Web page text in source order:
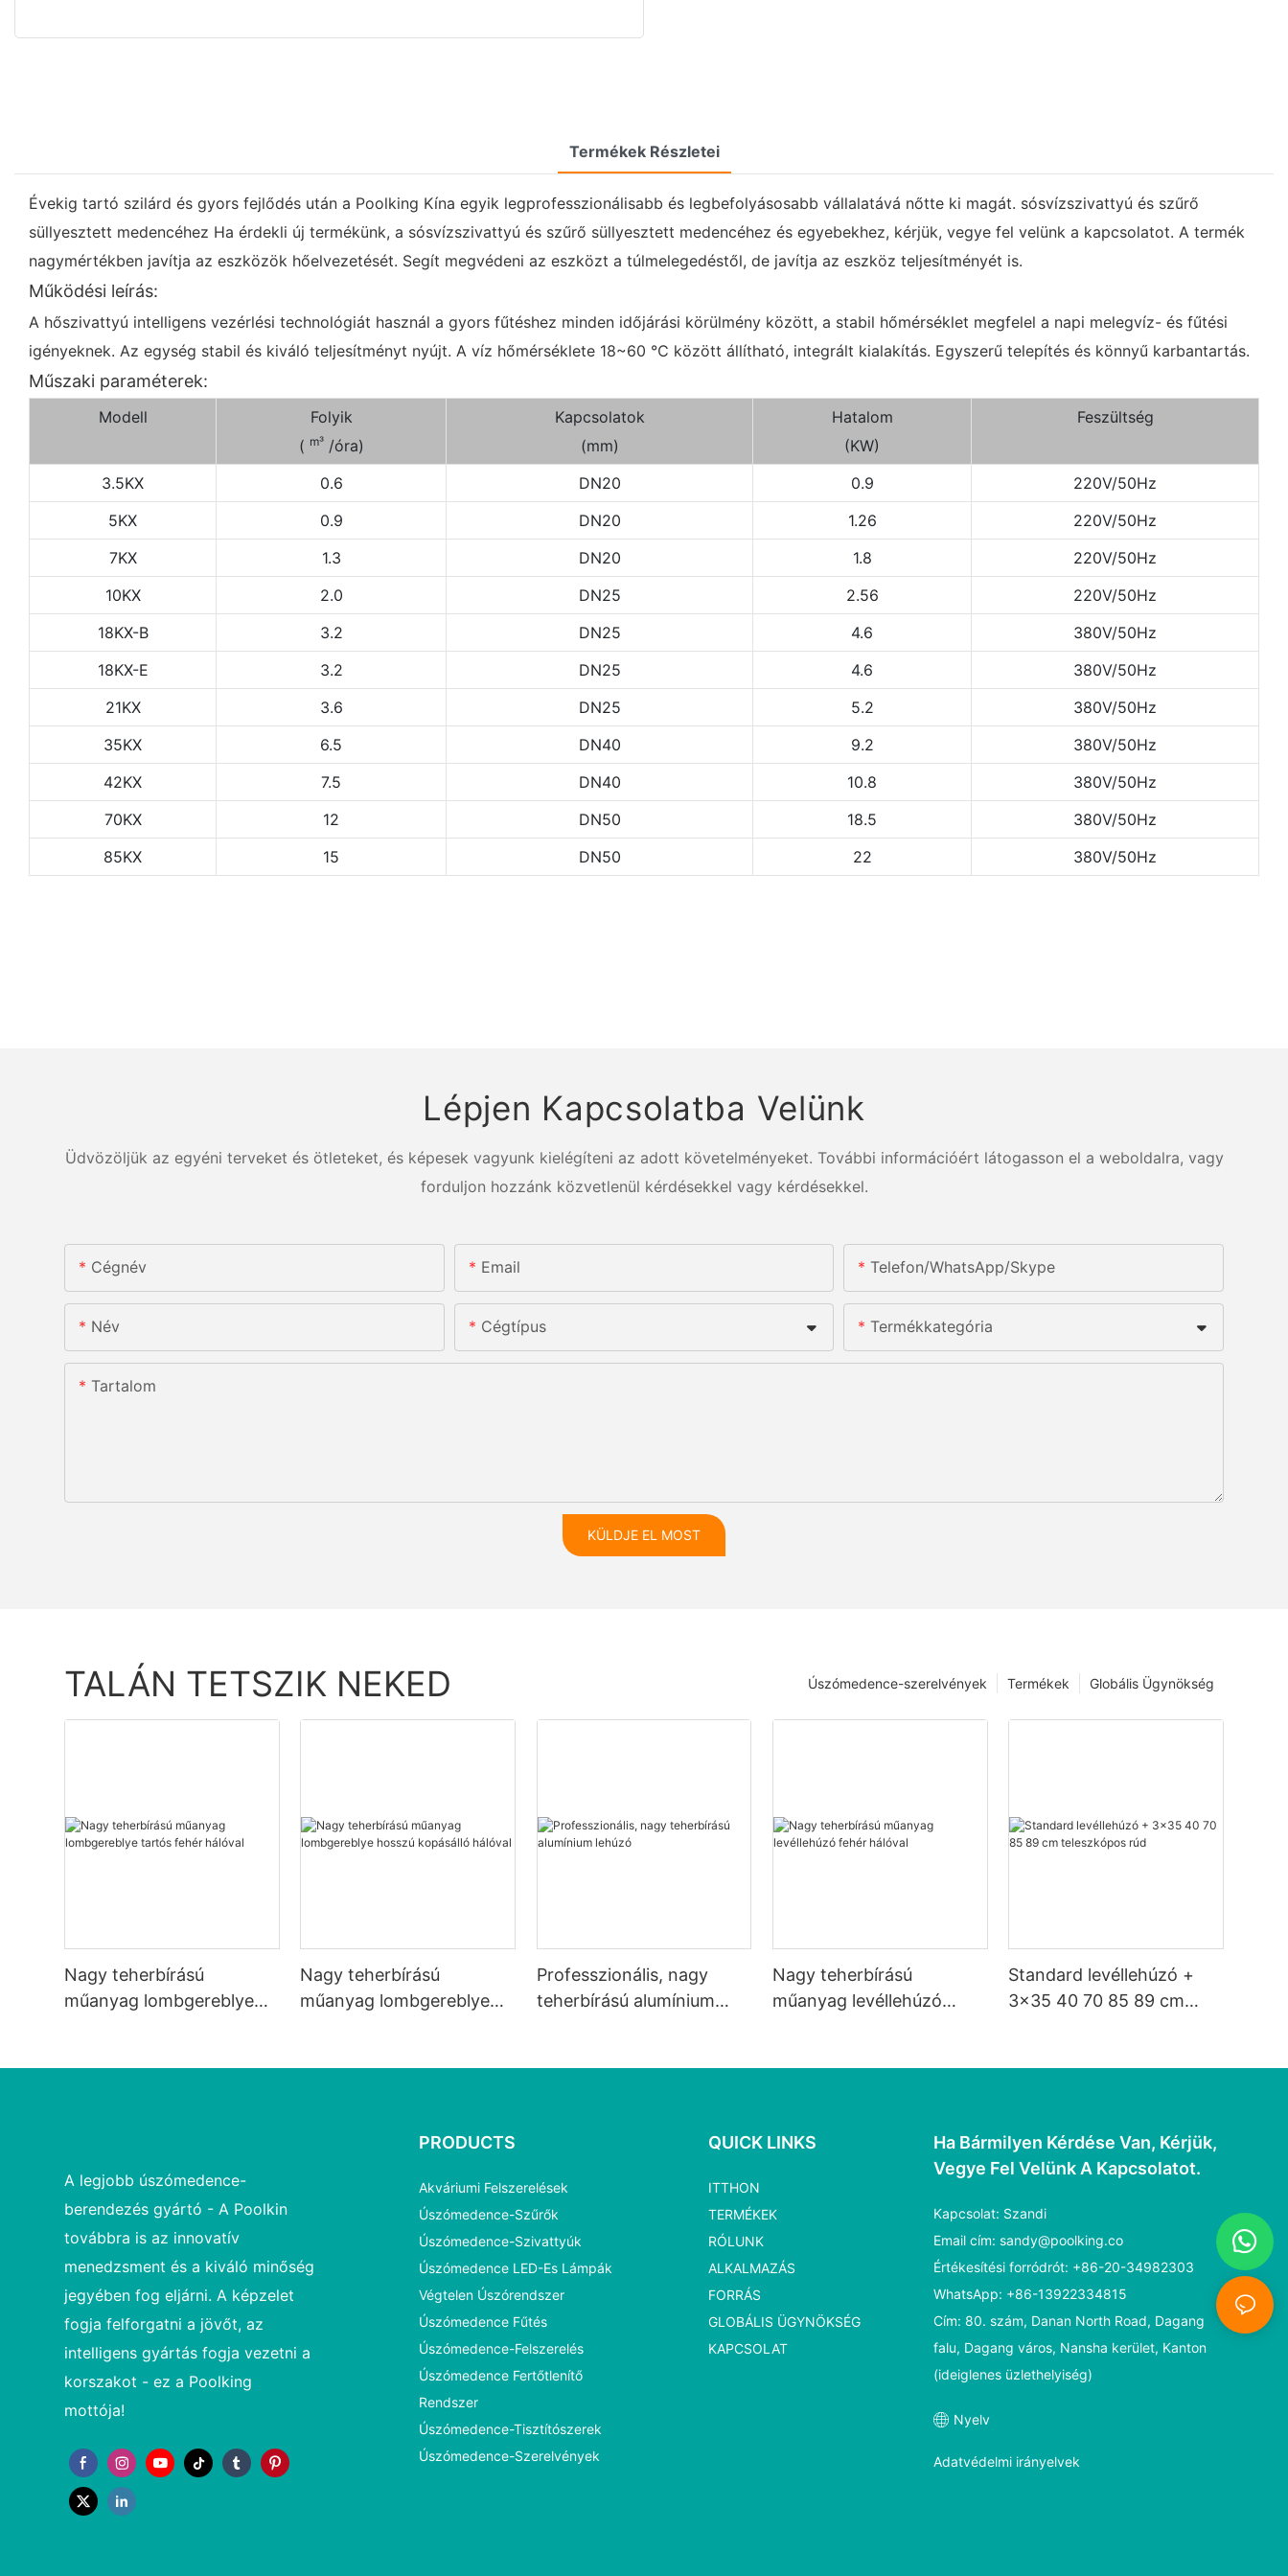
Termékek Részletei
Évekig tartó szilárd és gyors fejlődés után a Poolking Kína egyik legprofesszionálisabb és legbefolyásosabb vállalatává nőtte ki magát. sósvízszivattyú és szűrő
süllyesztett medencéhez Ha érdekli új termékünk, a sósvízszivattyú és szűrő süllyesztett medencéhez és egyebekhez, kérjük, vegye fel velünk a kapcsolatot. A termék
nagymértékben javítja az eszközök hőelvezetését. Segít megvédeni az eszközt a túlmelegedéstől, de javítja az eszköz teljesítményét is.
Működési leírás:
A hőszivattyú intelligens vezérlési technológiát használ a gyors fűtéshez minden időjárási körülmény között, a stabil hőmérséklet megfelel a napi melegvíz- és fűtési
igényeknek. Az egység stabil és kiváló teljesítményt nyújt. A víz hőmérséklete 18~60 ℃ között állítható, integrált kialakítás. Egyszerű telepítés és könnyű karbantartás.
Műszaki paraméterek:
Modell
Folyik
( m³/óra)
Kapcsolatok
(mm)
Hatalom
(KW)
Feszültség
3.5KX 0.6 DN20 0.9
220V/50Hz
5KX
0.9 DN20 1.26
220V/50Hz
7KX
1.3 DN20 1.8
220V/50Hz
10KX
2.0 DN25 2.56
220V/50Hz
18KX-B
3.2 DN25 4.6
380V/50Hz
18KX-E
3.2 DN25 4.6
380V/50Hz
21KX
3.6 DN25 5.2
380V/50Hz
35KX
6.5 DN40 9.2
380V/50Hz
42KX
7.5 DN40 10.8
380V/50Hz
70KX
12 DN50 18.5
380V/50Hz
85KX
15 DN50 22 380V/50Hz
Lépjen Kapcsolatba Velünk
Üdvözöljük az egyéni terveket és ötleteket, és képesek vagyunk kielégíteni az adott követelményeket. További információért látogasson el a weboldalra, vagy
forduljon hozzánk közvetlenül kérdésekkel vagy kérdésekkel.
Cégnév Email Telefon/WhatsApp/Skype
Név Cégtípus Termékkategória
Tartalom
KÜLDJE EL MOST
TALÁN TETSZIK NEKED Globális Ügynökség
Termékek
Úszómedence-szerelvények
Nagy teherbírású
műanyag lombgereblye
Nagy teherbírású
műanyag lombgereblye
Professzionális, nagy
teherbírású alumínium
Nagy teherbírású
műanyag levéllehúzó
Standard levéllehúzó +
3x35 40 70 85 89 cm
A legjobb úszómedence-
berendezés gyártó - A Poolkin
továbbra is az innovatív
menedzsment és a kiváló minőség
jegyében fog eljárni. A képzelet
fogja felforgatni a jövőt, az
intelligens gyártás fogja vezetni a
korszakot - ez a Poolking
mottója!
PRODUCTS
Akváriumi Felszerelések
Úszómedence-Szűrők
Úszómedence-Szivattyúk
Úszómedence LED-Es Lámpák
Végtelen Úszórendszer
Úszómedence Fűtés
Úszómedence-Felszerelés
Úszómedence Fertőtlenítő
Rendszer
Úszómedence-Tisztítószerek
Úszómedence-Szerelvények
QUICK LINKS
ITTHON
TERMÉKEK
RÓLUNK
ALKALMAZÁS
FORRÁS
GLOBÁLIS ÜGYNÖKSÉG
KAPCSOLAT
Ha Bármilyen Kérdése Van, Kérjük,
Vegye Fel Velünk A Kapcsolatot.
Kapcsolat: Szandi
Email cím:sandy@poolking.co
Értékesítési forródrót: +86-20-34982303
WhatsApp: +86-13922334815
Cím: 80. szám, Danan North Road, Dagang
falu, Dagang város, Nansha kerület, Kanton
(ideiglenes üzlethelyiség)
Nyelv
Adatvédelmi irányelvek